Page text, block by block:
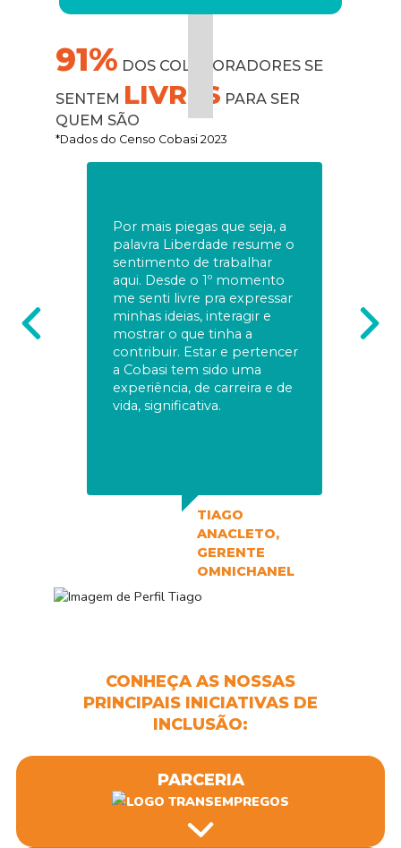
91% DOS COLABORADORES SE
SENTEM LIVRES PARA SER
QUEM SÃO
*Dados do Censo Cobasi 2023
Por mais piegas que seja, a
palavra Liberdade resume o
sentimento de trabalhar
aqui. Desde o 1º momento
me senti livre pra expressar
minhas ideias, interagir e
mostrar o que tinha a
contribuir. Estar e pertencer
a Cobasi tem sido uma
experiência, de carreira e de
vida, significativa.
TIAGO
ANACLETO,
GERENTE
OMNICHANEL
CONHEÇA AS NOSSAS
PRINCIPAIS INICIATIVAS DE
INCLUSÃO:
PARCERIA